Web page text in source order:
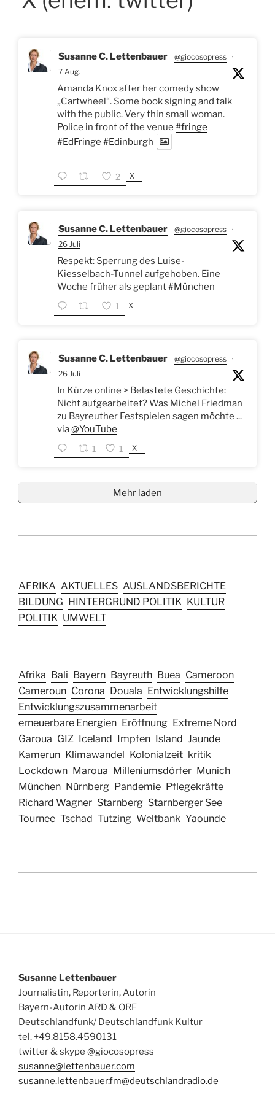
Susanne C. Lettenbauer @giocosopress ·
7 Aug.
Amanda Knox after her comedy show
„Cartwheel“. Some book signing and talk
with the public. Very thin small woman.
Police in front of the venue #fringe
#EdFringe #Edinburgh
2 X
Susanne C. Lettenbauer @giocosopress ·
26 Juli
Respekt: Sperrung des Luise-
Kiesselbach-Tunnel aufgehoben. Eine
Woche früher als geplant#München
1 X
Susanne C. Lettenbauer @giocosopress ·
26 Juli
In Kürze online > Belastete Geschichte:
Nicht aufgearbeitet? Was Michel Friedman
zu Bayreuther Festspielen sagen möchte ...
via@YouTube
1 1 X
Mehr laden
AFRIKA AKTUELLES AUSLANDSBERICHTE
BILDUNG HINTERGRUND POLITIK KULTUR
POLITIK UMWELT
Afrika Bali Bayern Bayreuth Buea Cameroon
Cameroun Corona Douala Entwicklungshilfe
Entwicklungszusammenarbeit
erneuerbare Energien Eröffnung Extreme Nord
Garoua GIZ Iceland Impfen Island Jaunde
Kamerun Klimawandel Kolonialzeit kritik
Lockdown Maroua Milleniumsdörfer Munich
München Nürnberg Pandemie Pflegekräfte
Richard Wagner Starnberg Starnberger See
Tournee Tschad Tutzing Weltbank Yaounde
Susanne Lettenbauer
Journalistin, Reporterin, Autorin
Bayern-Autorin ARD & ORF
Deutschlandfunk/ Deutschlandfunk Kultur
tel. +49.8158.4590131
twitter & skype @giocosopress
susanne@lettenbauer.com
susanne.lettenbauer.fm@deutschlandradio.de